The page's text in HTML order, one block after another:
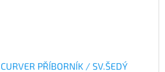
CURVER PŘÍBORNÍK / SV.ŠEDÝ